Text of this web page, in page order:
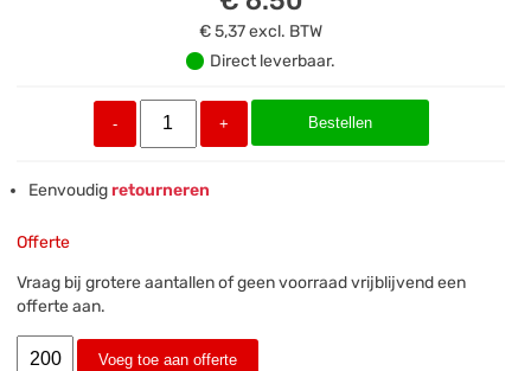
€ 5,37excl. BTW
Direct leverbaar.
- + Bestellen
Eenvoudigretourneren
Offerte
Vraag bij grotere aantallen of geen voorraad vrijblijvend een
offerte aan.
Voeg toe aan offerte